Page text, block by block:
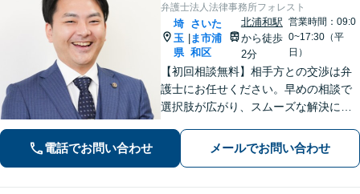
弁護士法人法律事務所フォレスト
埼
玉
県
さいた
ま市浦
和区
北浦和駅
から徒歩
2分
営業時間：09:0
0~17:30（平
日）
【初回相談無料】相手方との交渉は弁
護士にお任せください。早めの相談で
選択肢が広がり、スムーズな解決につ
豊富】【示談成功・不起訴獲得の実績
豊富】あなたの権利を守り、最善の結
電話でお問い合わせ メールでお問い合わせ